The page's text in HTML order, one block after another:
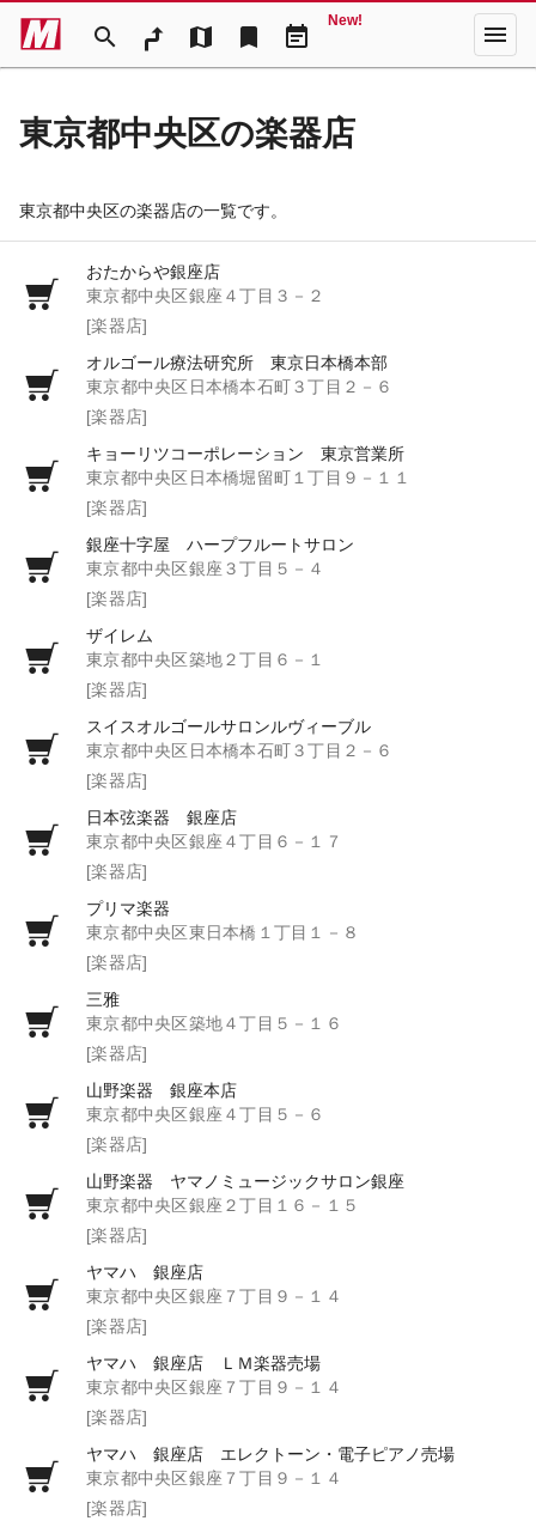
search map bookmark event_note
New! menu
東京都中央区の楽器店
東京都中央区の楽器店の一覧です。
おたからや銀座店
東京都中央区銀座４丁目３－２
[楽器店]
オルゴール療法研究所 東京日本橋本部
東京都中央区日本橋本石町３丁目２－６
[楽器店]
キョーリツコーポレーション 東京営業所
東京都中央区日本橋堀留町１丁目９－１１
[楽器店]
銀座十字屋 ハープフルートサロン
東京都中央区銀座３丁目５－４
[楽器店]
ザイレム
東京都中央区築地２丁目６－１
[楽器店]
スイスオルゴールサロンルヴィーブル
東京都中央区日本橋本石町３丁目２－６
[楽器店]
日本弦楽器 銀座店
東京都中央区銀座４丁目６－１７
[楽器店]
プリマ楽器
東京都中央区東日本橋１丁目１－８
[楽器店]
三雅
東京都中央区築地４丁目５－１６
[楽器店]
山野楽器 銀座本店
東京都中央区銀座４丁目５－６
[楽器店]
山野楽器 ヤマノミュージックサロン銀座
東京都中央区銀座２丁目１６－１５
[楽器店]
ヤマハ 銀座店
東京都中央区銀座７丁目９－１４
[楽器店]
ヤマハ 銀座店 ＬＭ楽器売場
東京都中央区銀座７丁目９－１４
[楽器店]
ヤマハ 銀座店 エレクトーン・電子ピアノ売場
東京都中央区銀座７丁目９－１４
[楽器店]